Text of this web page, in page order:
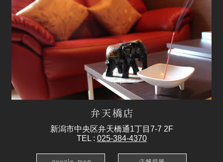
新潟市中央区弁天橋通1丁目7-7 2F
TEL : 025-384-4370